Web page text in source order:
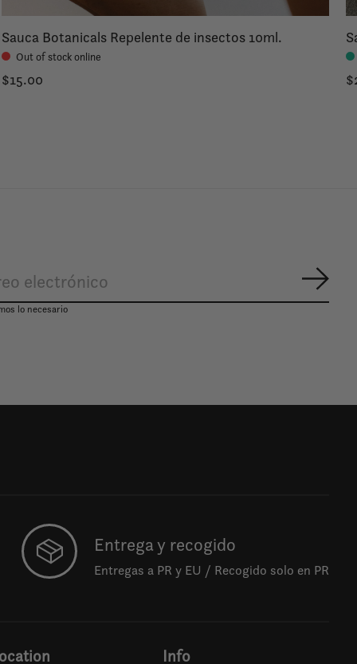
Sauca Botanicals Repelente de insectos 10ml.
Out of stock online
$15.00
lo necesario
Entrega y recogido
Entregas a PR y EU / Recogido solo en PR
Info